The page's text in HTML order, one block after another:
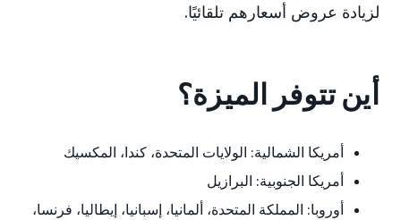
لزيادة عروض أسعارهم تلقائيًا.
أين تتوفر الميزة؟
أمريكا الشمالية: الولايات المتحدة، كندا، المكسيك
أمريكا الجنوبية: البرازيل
أوروبا: المملكة المتحدة، ألمانيا، إسبانيا، إيطاليا، فرنسا،